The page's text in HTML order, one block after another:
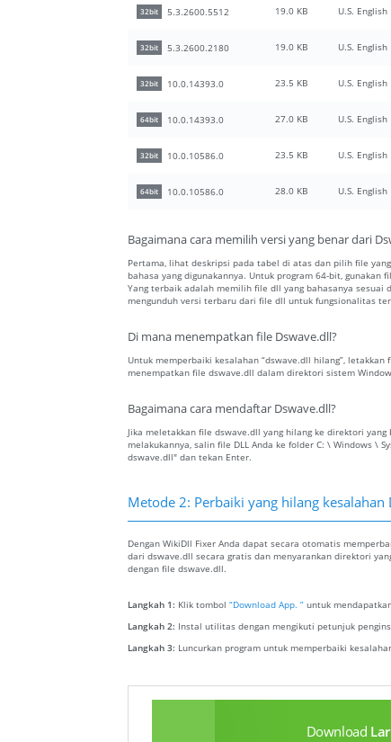
32bit 5.3.2600.5512 19.0 KB U.S. English
32bit 5.3.2600.2180 19.0 KB U.S. English
32bit 10.0.14393.0 23.5 KB U.S. English
64bit 10.0.14393.0 27.0 KB U.S. English
32bit 10.0.10586.0 23.5 KB U.S. English
64bit 10.0.10586.0 28.0 KB U.S. English
Bagaimana cara memilih versi yang benar dari
Pertama, lihat deskripsi pada tabel di atas dan pilih file
bahasa yang digunakannya. Untuk program 64-bit,
Yang terbaik adalah memilih file dll yang bahasanya sesuai
mengunduh versi terbaru dari file dll untuk fungsionalitas
Di mana menempatkan file Dswave.dll?
Untuk memperbaiki kesalahan “dswave.dll hilang”,
menempatkan file dswave.dll dalam direktori sistem
Bagaimana cara mendaftar Dswave.dll?
Jika meletakkan file dswave.dll yang hilang ke direktori
melakukannya, salin file DLL Anda ke folder C: \ Windows \
dswave.dll" dan tekan Enter.
Metode 2: Perbaiki yang hilang
Dengan WikiDll Fixer Anda dapat secara otomatis
dari dswave.dll secara gratis dan menyarankan direktori
dengan file dswave.dll.
Langkah 1: Klik tombol “Download App. ” untuk
Langkah 2: Instal utilitas dengan mengikuti petunjuk
Langkah 3: Luncurkan program untuk memperbaiki
Download